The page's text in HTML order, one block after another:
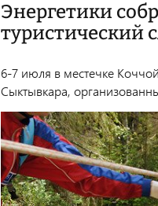
Энергетики
туристический
6-7 июля в местечке
Сыктывкара,